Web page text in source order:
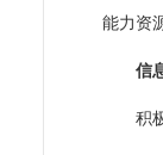
能力资
信
积